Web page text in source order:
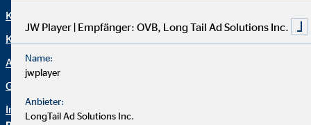
Karriere bei OVB
Kindergeld
Arbeitskraftsicherung
Gewerbeversicherungen
Impressum
JW Player | Empfänger: OVB, Long Tail Ad Solutions Inc.
Name:
jwplayer
Anbieter:
LongTail Ad Solutions Inc.